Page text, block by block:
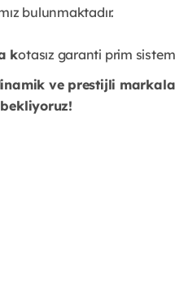
bulunmaktadır.
kotasız garanti prim
ve prestijli
bekliyoruz!